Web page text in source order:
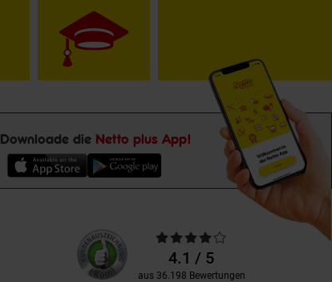
Downloade die Netto plus App!
Unsere
Kundenbewertungen
Durchschnittliche
Bewertungen4.1 / 5
aus 36.198 Bewertungen